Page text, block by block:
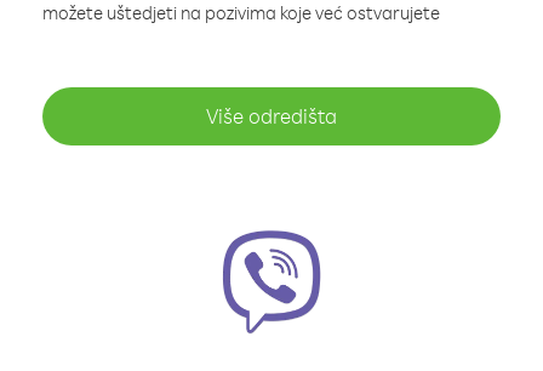
možete uštedjeti na pozivima koje već ostvarujete
Više odredišta